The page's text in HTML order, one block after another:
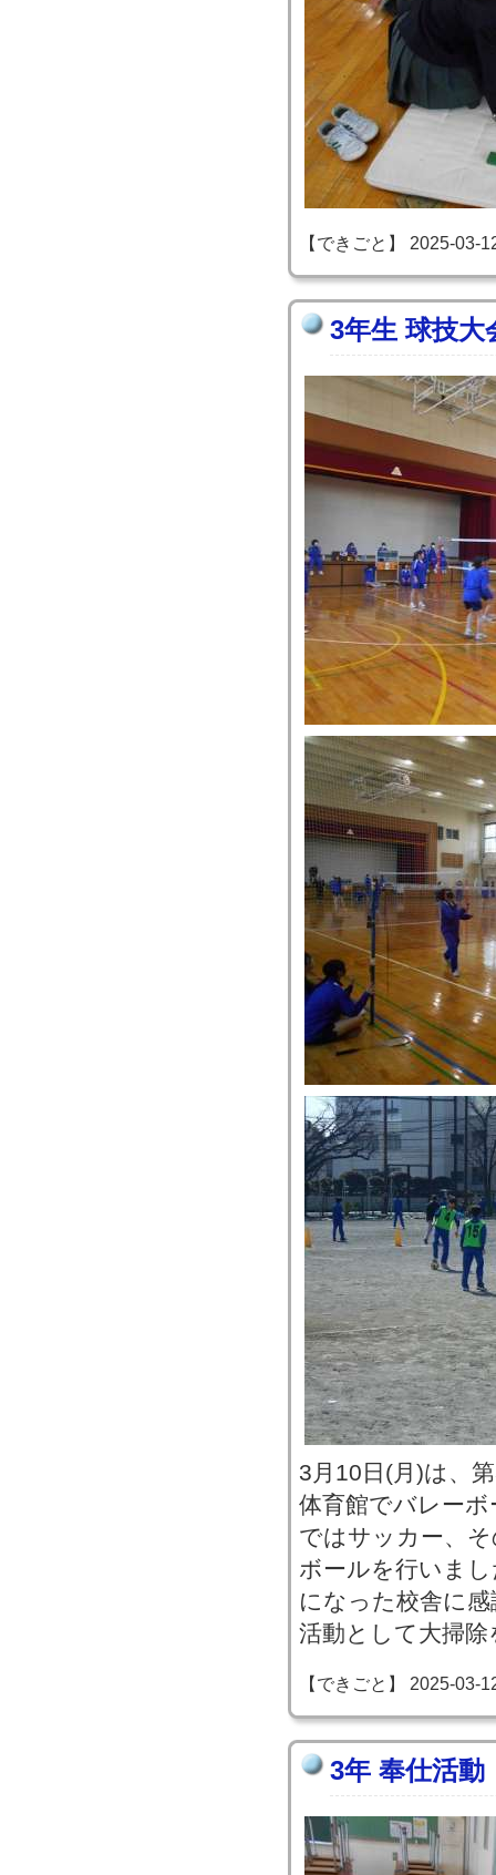
【できごと】 2025-03-
3年生 球技大
3月10日(月)は、
体育館でバレー
ではサッカー、
ボールを行いま
になった校舎に
活動として大掃
【できごと】 2025-03-
3年 奉仕活動